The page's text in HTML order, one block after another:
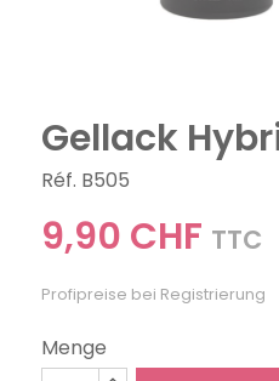
Gellack
Réf. B505
9,90 CHF TTC
Profipreise bei Registrierung
Menge